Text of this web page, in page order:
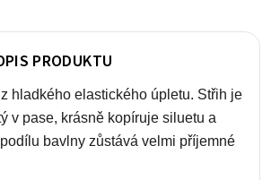
PRODUKTU
hladkého elastického úpletu. Střih je
v pase, krásně kopíruje siluetu a
bavlny zůstává velmi příjemné